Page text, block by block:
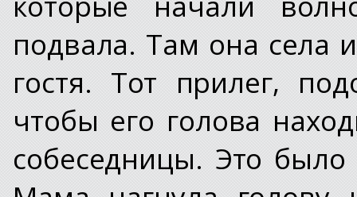
подвала. Там она села
гостя. Тот прилег,
чтобы его голова
собеседницы. Это